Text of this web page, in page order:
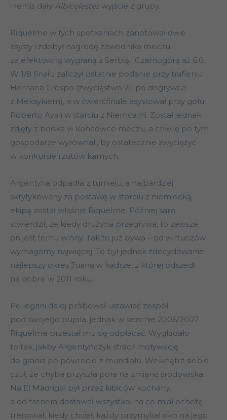
i remis dały Albicelesteswyjście z grupy.
Riquelme w tych spotkaniach zanotował dwie
asysty i zdobył nagrodę zawodnika meczu
za efektowną wygraną z Serbią i Czarnogórą aż 6:0.
W 1/8 finału zaliczył ostatnie podanie przy trafieniu
Hernana Crespo (zwycięstwo 2:1 po dogrywce
z Meksykiem), a w ćwierćfinale asystował przy golu
Roberto Ayali w starciu z Niemcami. Został jednak
zdjęty z boiska w końcówce meczu, a chwilę po tym
gospodarze wyrównali, by ostatecznie zwyciężyć
w konkursie rzutów karnych.
Argentyna odpadła z turnieju, a najbardziej
skrytykowany za postawę w starciu z niemiecką
ekipą został właśnie Riquelme. Później sam
stwierdził, że kiedy drużyna przegrywa, to zawsze
on jest temu winny. Tak to już bywa – od wirtuozów
wymagamy najwięcej. To był jednak zdecydowanie
najlepszy okres Juana w kadrze, z której odszedł
na dobre w 2011 roku.
Pellegrini dalej próbował ustawiać zespół
pod swojego pupila, jednak w sezonie 2006/2007
Riquelme przestał mu się odpłacać. Wyglądało
to tak, jakby Argentyńczyk stracił motywację
do grania po powrocie z mundialu. Wewnątrz siebie
czuł, że chyba przyszła pora na zmianę środowiska.
Na El Madrigal był przez kibiców kochany,
a od trenera dostawał wszystko, na co miał ochotę –
trenował, kiedy chciał, każdy przymykał oko na jego